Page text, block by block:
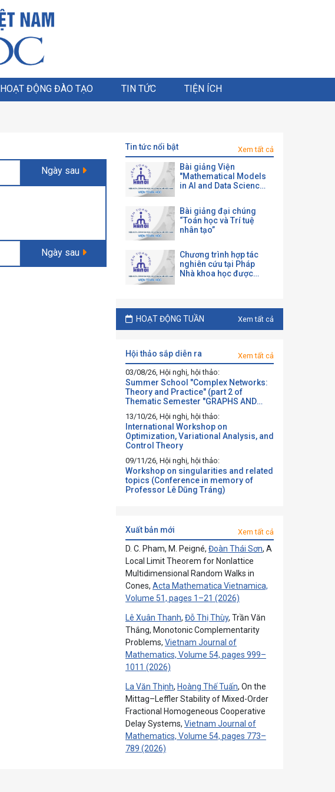
HOẠT ĐỘNG ĐÀO TẠO TIN TỨC TIỆN ÍCH
Ngày sau
Ngày sau
tin tức nổi bật Xem tất cả
Bài giảng Viện
"Mathematical Models
in AI and Data Science
Bài giảng đại chúng
“Toán học và Trí tuệ
nhân tạo”
Chương trình hợp tác
nghiên cứu tại Pháp
Nhà khoa học được
CNRS
HOẠT ĐỘNG TUẦN Xem tất cả
hội thảo sắp diễn ra
Xem tất cả
03/08/26, Hội nghị, hội thảo:
Summer School "Complex Networks:
Theory and Practice" (part 2 of
Thematic Semester "GRAPHS AND
13/10/26, Hội nghị, hội thảo:
International Workshop on
Optimization, Variational Analysis, and
Control Theory
09/11/26, Hội nghị, hội thảo:
Workshop on singularities and related
topics (Conference in memory of
Professor Lê Dũng Tráng)
xuất bản mới Xem tất cả
D. C. Pham, M. Peigné, Đoàn Thái Sơn, A
Local Limit Theorem for Nonlattice
Multidimensional Random Walks in
Cones, Acta Mathematica Vietnamica,
Volume 51, pages 1–21 (2026)
Lê Xuân Thanh, Đỗ Thị Thùy, Trần Văn
Thắng, Monotonic Complementarity
Problems, Vietnam Journal of
Mathematics, Volume 54, pages 999–
1011 (2026)
La Văn Thịnh, Hoàng Thế Tuấn, On the
Mittag–Leffler Stability of Mixed-Order
Fractional Homogeneous Cooperative
Delay Systems, Vietnam Journal of
Mathematics, Volume 54, pages 773–
789 (2026)